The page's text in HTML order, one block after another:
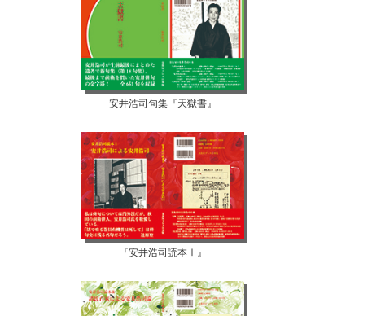
安井浩司句集『天獄書』
『安井浩司読本Ⅰ』